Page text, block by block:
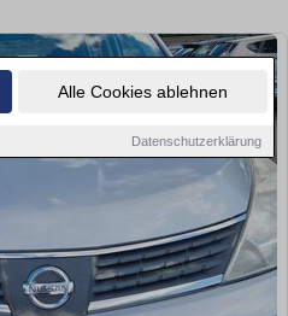
Alle Cookies ablehnen
Datenschutzerklärung